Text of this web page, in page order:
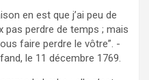
en est que j’ai peu de
pas perdre de temps ; mais
faire perdre le vôtre”. -
le 11 décembre 1769.